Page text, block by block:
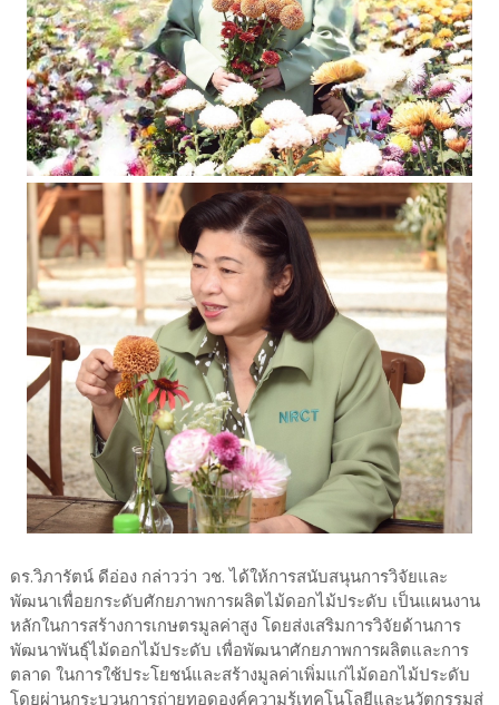
ดร.วิภารัตน์ ดีอ่อง กล่าวว่า วช. ได้ให้การสนับสนุนการวิจัยและ
พัฒนาเพื่อยกระดับศักยภาพการผลิตไม้ดอกไม้ประดับ เป็นแผนงาน
หลักในการสร้างการเกษตรมูลค่าสูง โดยส่งเสริมการวิจัยด้านการ
พัฒนาพันธุ์ไม้ดอกไม้ประดับ เพื่อพัฒนาศักยภาพการผลิตและการ
ตลาด ในการใช้ประโยชน์และสร้างมูลค่าเพิ่มแก่ไม้ดอกไม้ประดับ
โดยผ่านกระบวนการถ่ายทอดองค์ความรู้เทคโนโลยีและนวัตกรรมสู่